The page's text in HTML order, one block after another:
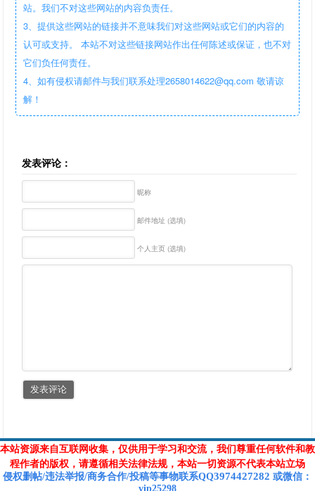
站。我们不对这些网站的内容负责任。
3、提供这些网站的链接并不意味我们对这些网站或它们的内容的
认可或支持。 本站不对这些链接网站作出任何陈述或保证，也不对
它们负任何责任。
4、如有侵权请邮件与我们联系处理2658014622@qq.com 敬请谅
解！
发表评论：
昵称
邮件地址 (选填)
个人主页 (选填)
本站资源来自互联网收集，仅供用于学习和交流，我们尊重任何软件和教
程作者的版权，请遵循相关法律法规，本站一切资源不代表本站立场
侵权删帖/违法举报/商务合作/投稿等事物联系QQ3974427282 或微信 ：
vip25298